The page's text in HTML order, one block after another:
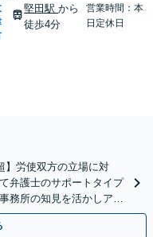
堅田駅から
徒歩4分
営業時間：本
日定休日
】労使双方の立場に対
弁護士のサポートタイプ
務所の知見を活かしアド
場あり】